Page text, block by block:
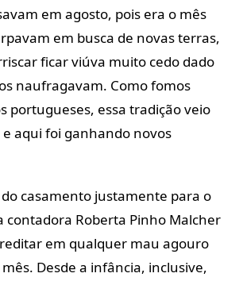
em agosto, pois era o mês
em busca de novas terras,
ficar viúva muito cedo dado
naufragavam. Como fomos
portugueses, essa tradição veio
aqui foi ganhando novos
do casamento justamente para o
contadora Roberta Pinho Malcher
em qualquer mau agouro
Desde a infância, inclusive,